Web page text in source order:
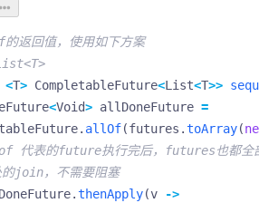
返回值，使用如下方案
<T> CompletableFuture<List<T>>
<Void> allDoneFuture =
. allOf(futures .toArray(
表的future执行完后，futures也都全
join，不需要阻塞
.thenApply(v
->